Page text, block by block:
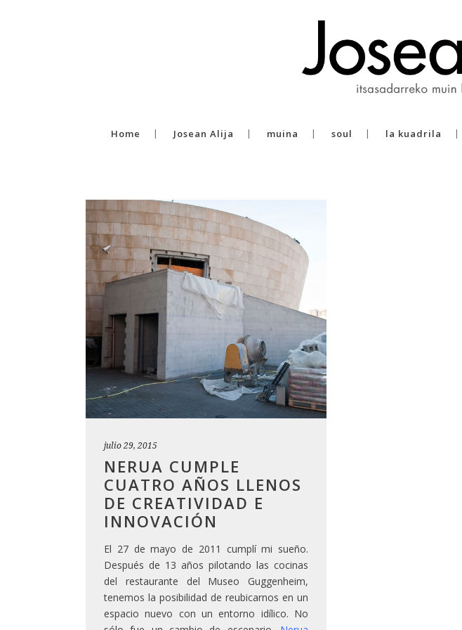
Home Josean Alija muina soul la kuadrila
julio 29, 2015
NERUA CUMPLE
CUATRO AÑOS LLENOS
DE CREATIVIDAD E
INNOVACIÓN
El 27 de mayo de 2011 cumplí mi sueño.
Después de 13 años pilotando las cocinas
del restaurante del Museo Guggenheim,
tenemos la posibilidad de reubicarnos en un
espacio nuevo con un entorno idílico. No